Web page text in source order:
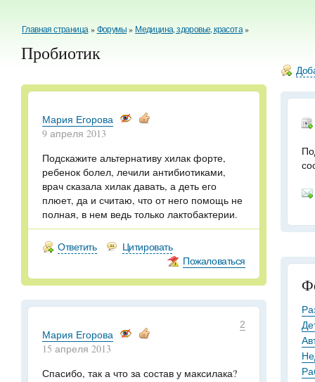
Главная страница »Форумы» Медицина, здоровье, красота»
Пробиотик
Мария Егорова
9 апреля 2013
Подскажите альтернативу хилак форте,
ребенок болел, лечили антибиотиками,
врач сказала хилак давать, а деть его
плюет, да и считаю, что от него помощь не
полная, в нем ведь только лактобактерии.
Ответить
Цитировать
Пожаловаться
2
Мария Егорова
15 апреля 2013
Спасибо, так а что за состав у максилака?